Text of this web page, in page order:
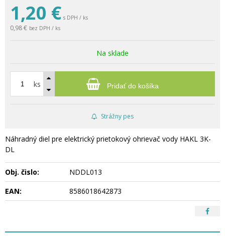
1,20 € s DPH / ks
0,98 € bez DPH / ks
Na sklade
ks Pridať do košíka
Strážny pes
Náhradný diel pre elektrický prietokový ohrievač vody HAKL 3K-
DL
Obj. čislo:
NDDL013
EAN:
8586018642873